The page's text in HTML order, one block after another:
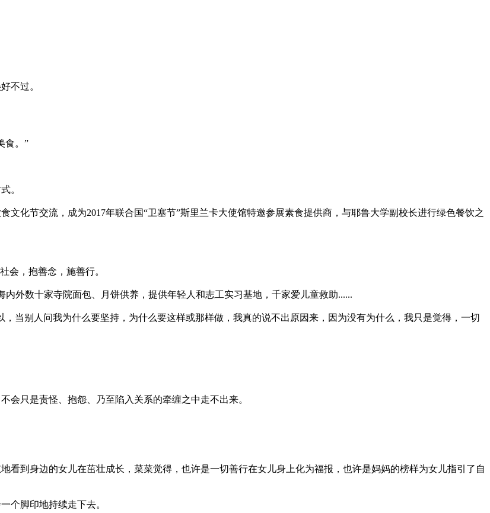
不过。
食。”
。
化节交流，成为2017年联合国“卫塞节”斯里兰卡大使馆特邀参展素食提供商，与耶鲁大学副校长进行绿色餐饮之
会，抱善念，施善行。
外数十家寺院面包、月饼供养，提供年轻人和志工实习基地，千家爱儿童救助......
当别人问我为什么要坚持，为什么要这样或那样做，我真的说不出原因来，因为没有为什么，我只是觉得，一切
会只是责怪、抱怨、乃至陷入关系的牵缠之中走不出来。
看到身边的女儿在茁壮成长，菜菜觉得，也许是一切善行在女儿身上化为福报，也许是妈妈的榜样为女儿指引了自
个脚印地持续走下去。